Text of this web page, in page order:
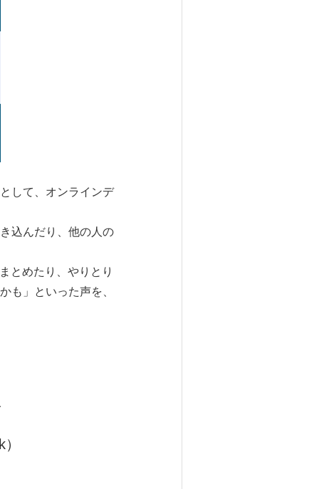
して、オンラインデ
込んだり、他の人の
とめたり、やりとり
も」といった声を、